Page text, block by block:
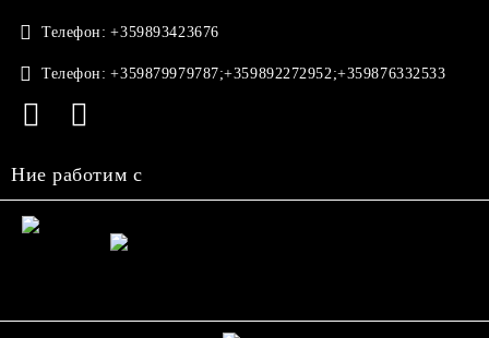
Телефон: +359893423676
Телефон: +359879979787;+359892272952;+359876332533
Ние работим с